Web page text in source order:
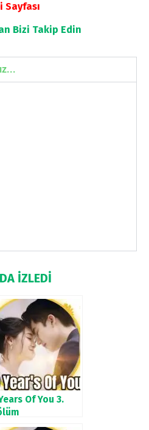
Sayfası
Bizi Takip Edin
İZLEDİ
Of You 3.